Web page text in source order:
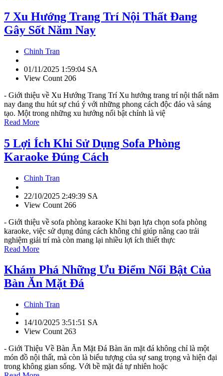
7 Xu Hướng Trang Trí Nội Thất Đang
Gây Sốt Năm Nay
Chinh Tran
01/11/2025 1:59:04 SA
View Count 206
- Giới thiệu về Xu Hướng Trang Trí Xu hướng trang trí nội thất năm
nay đang thu hút sự chú ý với những phong cách độc đáo và sáng
tạo. Một trong những xu hướng nổi bật chính là việ
Read More
5 Lợi Ích Khi Sử Dụng Sofa Phòng
Karaoke Đúng Cách
Chinh Tran
22/10/2025 2:49:39 SA
View Count 266
- Giới thiệu về sofa phòng karaoke Khi bạn lựa chọn sofa phòng
karaoke, việc sử dụng đúng cách không chỉ giúp nâng cao trải
nghiệm giải trí mà còn mang lại nhiều lợi ích thiết thực
Read More
Khám Phá Những Ưu Điểm Nổi Bật Của
Bàn Ăn Mặt Đá
Chinh Tran
14/10/2025 3:51:51 SA
View Count 263
- Giới Thiệu Về Bàn Ăn Mặt Đá Bàn ăn mặt đá không chỉ là một
món đồ nội thất, mà còn là biểu tượng của sự sang trọng và hiện đại
trong không gian sống. Với bề mặt đá tự nhiên hoặc